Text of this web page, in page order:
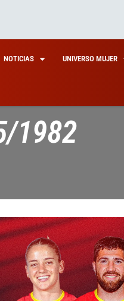
NOTICIAS UNIVERSO MUJER
1982